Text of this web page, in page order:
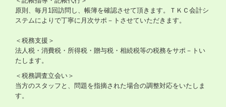
関与先向け融資商品ご紹介
経営者お役立ち情報
社長メニューASP版
TKCシステムQ&A
原則、毎月1回訪問し、帳簿を確認させて頂きます。ＴＫＣ会計シ
ステムによりで丁寧に月次サポ－トさせていただきます。
＜税務支援＞
法人税・消費税・所得税・贈与税・相続税等の税務をサポ－トい
たします。
＜税務調査立会い＞
当方のスタッフと、問題を指摘された場合の調整対応をいたしま
す。